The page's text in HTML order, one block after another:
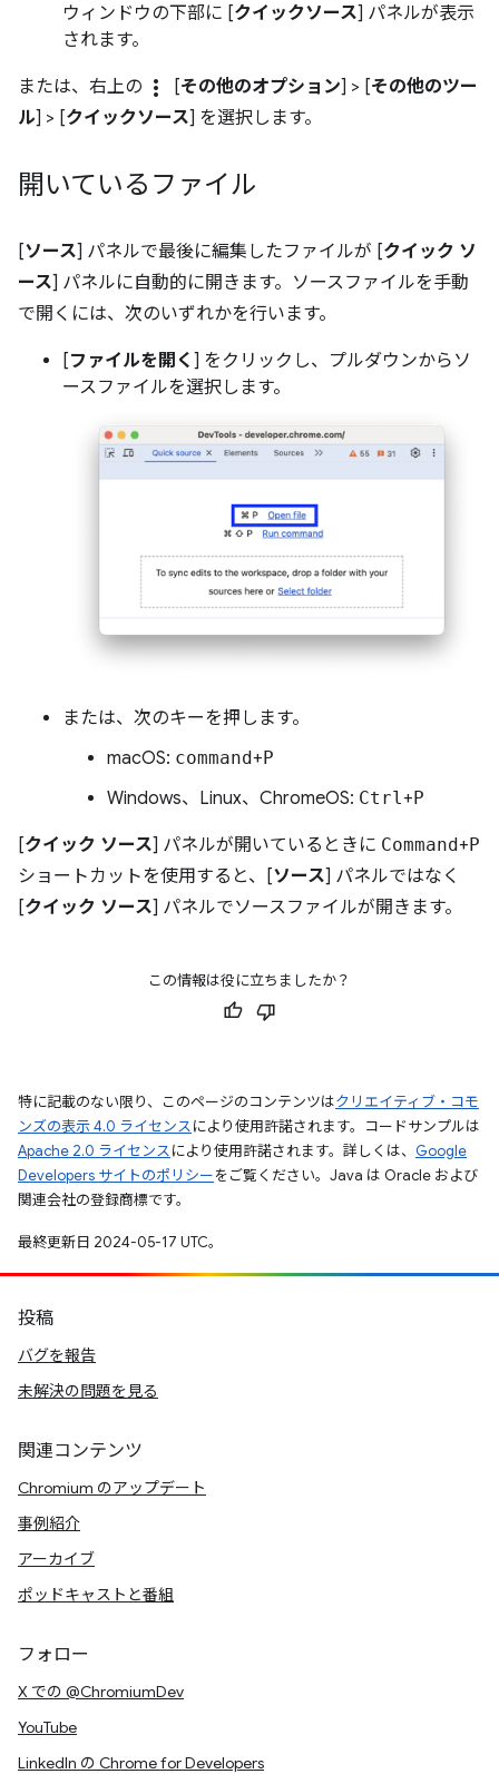
ウィンドウの下部に [クイックソース] パネルが表示
されます。
または、右上の more_vert [その他のオプション] > [その他のツー
ル] > [クイックソース] を選択します。
開いているファイル
[ソース] パネルで最後に編集したファイルが [クイック ソ
ース] パネルに自動的に開きます。ソースファイルを手動
で開くには、次のいずれかを行います。
[ファイルを開く ] をクリックし、プルダウンからソ
ースファイルを選択します。
または、次のキーを押します。
macOS: command+ P
Windows、Linux、ChromeOS: Ctrl+ P
[クイック ソース] パネルが開いているときに Command+ P
ショートカットを使用すると、[ソース] パネルではなく
[クイック ソース] パネルでソースファイルが開きます。
この情報は役に立ちましたか？
特に記載のない限り、このページのコンテンツはクリエイティブ・コモ
ンズの表示 4.0 ライセンスにより使用許諾されます。コードサンプルは
Apache 2.0 ライセンスにより使用許諾されます。詳しくは、 Google
Developers サイトのポリシーをご覧ください。Java は Oracle および
関連会社の登録商標です。
最終更新日 2024-05-17 UTC。
投稿
バグを報告
未解決の問題を見る
関連コンテンツ
Chromium のアップデート
事例紹介
アーカイブ
ポッドキャストと番組
フォロー
X での @ChromiumDev
YouTube
LinkedIn の Chrome for Developers